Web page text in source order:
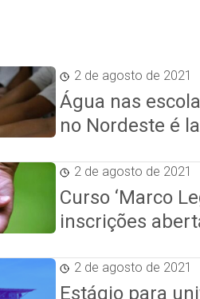
2 de agosto de 2021
Água nas
no Nordeste é
2 de agosto de 2021
Curso ‘Marco
inscrições
2 de agosto de 2021
Estágio para